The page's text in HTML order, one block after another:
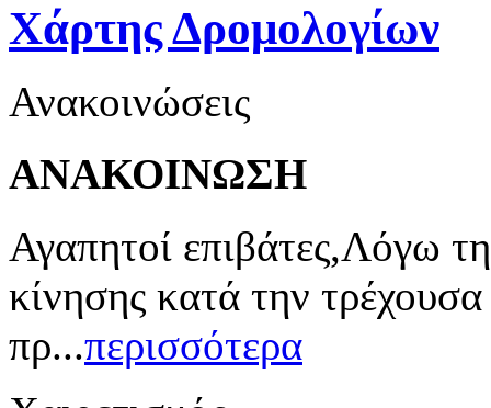
Χάρτης Δρομολογίων
Ανακοινώσεις
ΑΝΑΚΟΙΝΩΣΗ
Αγαπητοί επιβάτες,Λόγω
κίνησης κατά την
πρ...περισσότερα